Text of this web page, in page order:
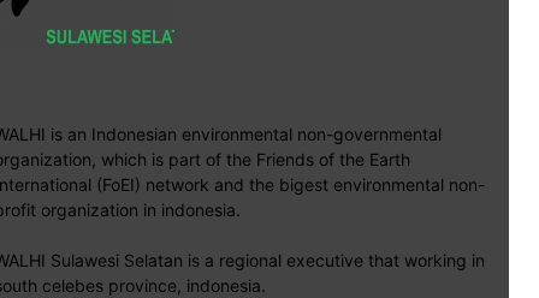
is an Indonesian environmental non-governmental
which is part of the Friends of the Earth
(FoEI) network and the bigest environmental non-
organization in indonesia.
Sulawesi Selatan is a regional executive that working in
celebes province, indonesia.